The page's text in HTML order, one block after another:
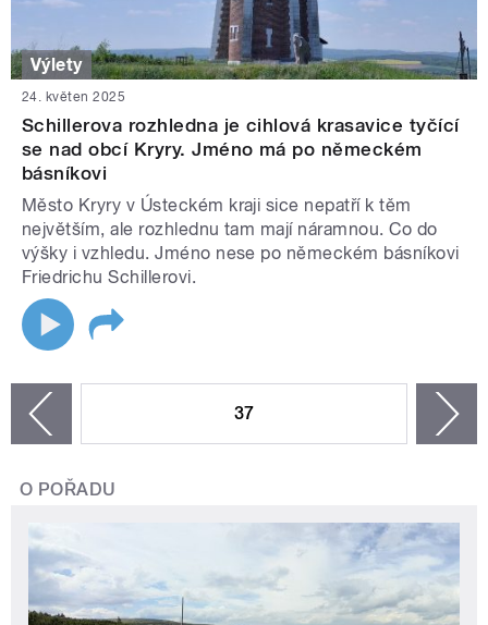
Výlety
24. květen 2025
Schillerova rozhledna je cihlová krasavice tyčící
se nad obcí Kryry. Jméno má po německém
básníkovi
Město Kryry v Ústeckém kraji sice nepatří k těm
největším, ale rozhlednu tam mají náramnou. Co do
výšky i vzhledu. Jméno nese po německém básníkovi
Friedrichu Schillerovi.
37
O POŘADU